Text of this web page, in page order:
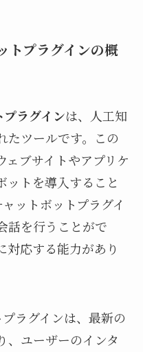
トプラグインの概
ラグインは、人工知
たツールです。この
ェブサイトやアプリケ
ットを導入すること
ットボットプラグイ
話を行うことがで
対応する能力があり
ラグインは、最新の
、ユーザーのインタ